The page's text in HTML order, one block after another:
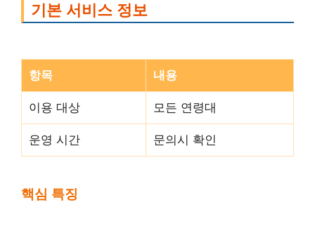
기본 서비스 정보
항목 내용
이용 대상 모든 연령대
운영 시간 문의시 확인
핵심 특징